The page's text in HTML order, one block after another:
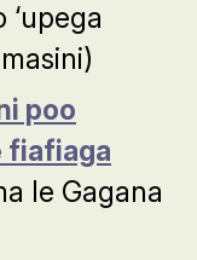
poo
fiafiaga
le Gagana